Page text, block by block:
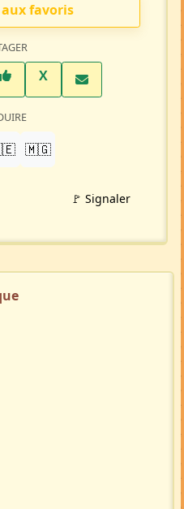
favoris
Facebook
XTwitter X
🇲🇬
🚩 Signaler